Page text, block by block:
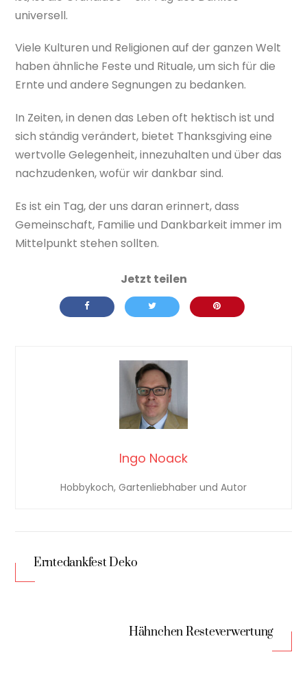
universell.
Viele Kulturen und Religionen auf der ganzen Welt
haben ähnliche Feste und Rituale, um sich für die
Ernte und andere Segnungen zu bedanken.
In Zeiten, in denen das Leben oft hektisch ist und
sich ständig verändert, bietet Thanksgiving eine
wertvolle Gelegenheit, innezuhalten und über das
nachzudenken, wofür wir dankbar sind.
Es ist ein Tag, der uns daran erinnert, dass
Gemeinschaft, Familie und Dankbarkeit immer im
Mittelpunkt stehen sollten.
Ingo Noack
Hobbykoch, Gartenliebhaber und Autor
Erntedankfest Deko
Hähnchen Resteverwertung